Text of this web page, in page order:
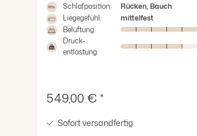
Schlafposition:
Rücken, Bauch
Liegegefühl:
mittelfest
Belüftung:
Druck-
entlastung:
Verkaufspreis:
549,00 € *
Sofort versandfertig